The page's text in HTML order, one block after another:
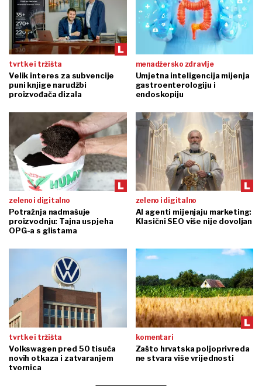
tvrtke i tržišta
Velik interes za subvencije
puni knjige narudžbi
proizvođača dizala
menadžersko zdravlje
Umjetna inteligencija mijenja
gastroenterologiju i
endoskopiju
zeleno i digitalno
Potražnja nadmašuje
proizvodnju: Tajna uspjeha
OPG-a s glistama
zeleno i digitalno
AI agenti mijenjaju marketing:
Klasični SEO više nije dovoljan
tvrtke i tržišta
Volkswagen pred 50 tisuća
novih otkaza i zatvaranjem
tvornica
komentari
Zašto hrvatska poljoprivreda
ne stvara više vrijednosti